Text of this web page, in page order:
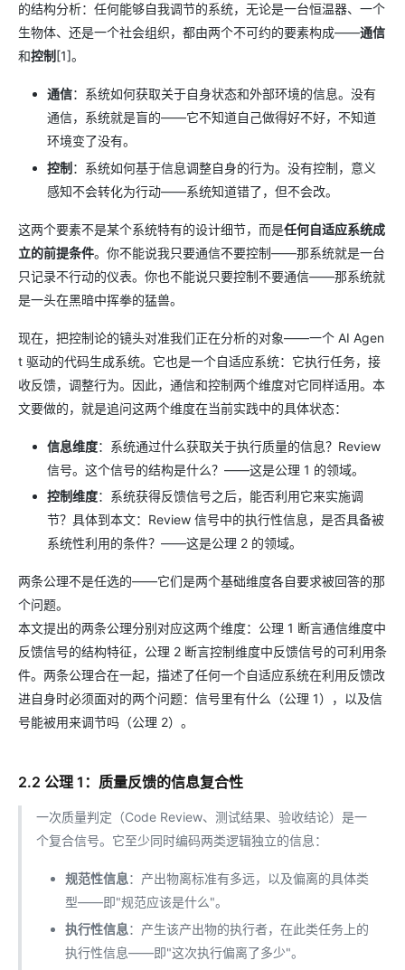
的结构分析：任何能够自我调节的系统，无论是一台恒温器、一个
生物体、还是一个社会组织，都由两个不可约的要素构成——通信
和控制 [1]。
通信：系统如何获取关于自身状态和外部环境的信息。没有
通信，系统就是盲的——它不知道自己做得好不好，不知道
环境变了没有。
控制 ：系统如何基于信息调整自身的行为。没有控制，意义
感知不会转化为行动——系统知道错了，但不会改。
这两个要素不是某个系统特有的设计细节，而是任何自适应系统成
立的前提条件。你不能说我只要通信不要控制——那系统就是一台
只记录不行动的仪表。你也不能说只要控制不要通信——那系统就
是一头在黑暗中挥拳的猛兽。
现在，把控制论的镜头对准我们正在分析的对象——一个 AI Agen
t 驱动的代码生成系统。它也是一个自适应系统：它执行任务，接
收反馈，调整行为。因此，通信和控制两个维度对它同样适用。本
文要做的，就是追问这两个维度在当前实践中的具体状态：
信息维度：系统通过什么获取关于执行质量的信息？Review
信号。这个信号的结构是什么？——这是公理 1 的领域。
控制维度：系统获得反馈信号之后，能否利用它来实施调
节？具体到本文：Review 信号中的执行性信息，是否具备被
系统性利用的条件？——这是公理 2 的领域。
两条公理不是任选的——它们是两个基础维度各自要求被回答的那
个问题。
本文提出的两条公理分别对应这两个维度：公理 1 断言通信维度中
反馈信号的结构特征，公理 2 断言控制维度中反馈信号的可利用条
件。两条公理合在一起，描述了任何一个自适应系统在利用反馈改
进自身时必须面对的两个问题：信号里有什么（公理 1），以及信
号能被用来调节吗（公理 2）。
2.2 公理 1：质量反馈的信息复合性
一次质量判定（Code Review、测试结果、验收结论）是一
个复合信号。它至少同时编码两类逻辑独立的信息：
规范性信息：产出物离标准有多远，以及偏离的具体类
型——即"规范应该是什么"。
执行性信息：产生该产出物的执行者，在此类任务上的
执行性信息——即"这次执行偏离了多少"。